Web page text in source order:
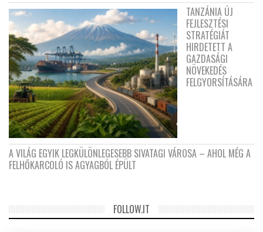
TANZÁNIA ÚJ
FEJLESZTÉSI
STRATÉGIÁT
HIRDETETT A
GAZDASÁGI
NÖVEKEDÉS
FELGYORSÍTÁSÁRA
A VILÁG EGYIK LEGKÜLÖNLEGESEBB SIVATAGI VÁROSA – AHOL MÉG A
FELHŐKARCOLÓ IS AGYAGBÓL ÉPÜLT
FOLLOW.IT